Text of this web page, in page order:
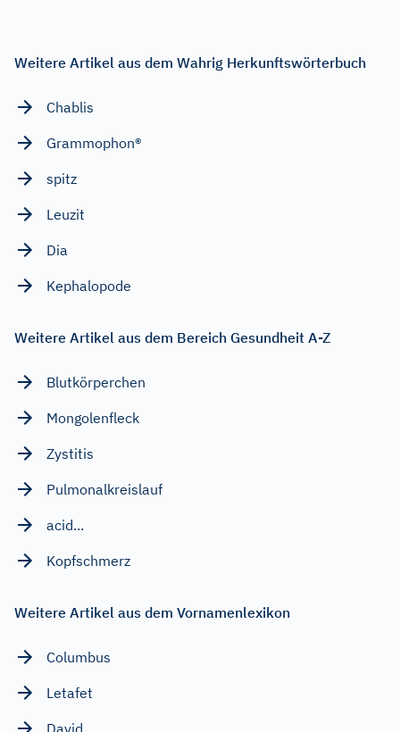
Weitere Artikel aus dem Wahrig Herkunftswörterbuch
Chablis
Grammophon®
spitz
Leuzit
Dia
Kephalopode
Weitere Artikel aus dem Bereich Gesundheit A-Z
Blutkörperchen
Mongolenfleck
Zystitis
Pulmonalkreislauf
acid...
Kopfschmerz
Weitere Artikel aus dem Vornamenlexikon
Columbus
Letafet
David